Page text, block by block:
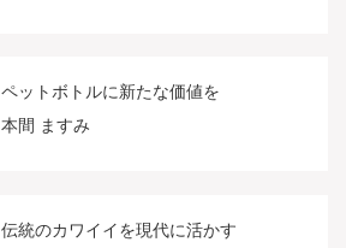
ペットボトルに新たな価値を
本間 ますみ
伝統のカワイイを現代に活かす